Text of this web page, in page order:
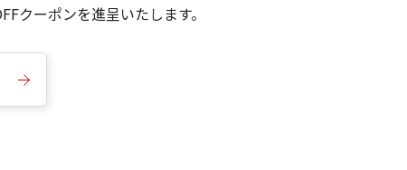
クーポンを進呈いたします。